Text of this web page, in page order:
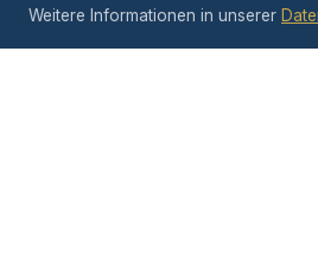
Achtsamkeitstag Vertiefung &
Weitere Informationen in unserer